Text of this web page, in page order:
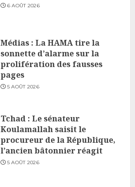
6 AOÛT 2026
Médias : La HAMA tire la
sonnette d’alarme sur la
prolifération des fausses
pages
5 AOÛT 2026
Tchad : Le sénateur
Koulamallah saisit le
procureur de la République,
l’ancien bâtonnier réagit
5 AOÛT 2026